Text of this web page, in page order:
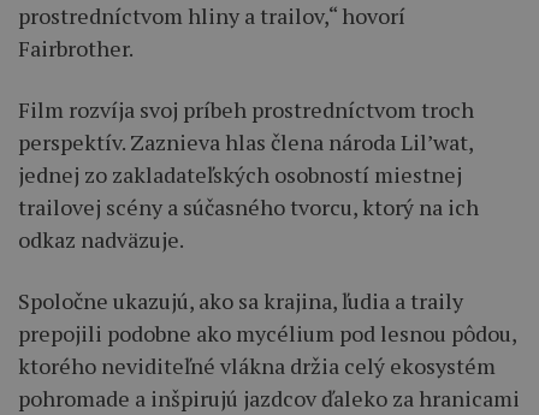
prostredníctvom hliny a trailov,“ hovorí
Fairbrother.
Film rozvíja svoj príbeh prostredníctvom troch
perspektív. Zaznieva hlas člena národa Lil’wat,
jednej zo zakladateľských osobností miestnej
trailovej scény a súčasného tvorcu, ktorý na ich
odkaz nadväzuje.
Spoločne ukazujú, ako sa krajina, ľudia a traily
prepojili podobne ako mycélium pod lesnou pôdou,
ktorého neviditeľné vlákna držia celý ekosystém
pohromade a inšpirujú jazdcov ďaleko za hranicami